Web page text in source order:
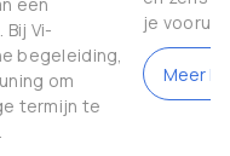
Vi-
begeleiding,
om
termijn te
je
Meer